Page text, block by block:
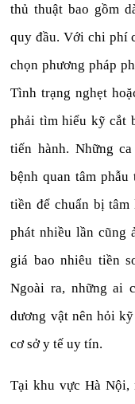
thủ thuật bao gồm
quy đầu. Với chi phí
chọn phương pháp
Tình trạng nghẹt
phải tìm hiểu kỹ cắt
tiến hành. Những
bệnh quan tâm
tiền để chuẩn bị
phát nhiều lần cũng
giá bao nhiêu tiền
Ngoài ra, những ai
dương vật nên hỏi
cơ sở y tế uy tín.
Tại khu vực Hà Nội,